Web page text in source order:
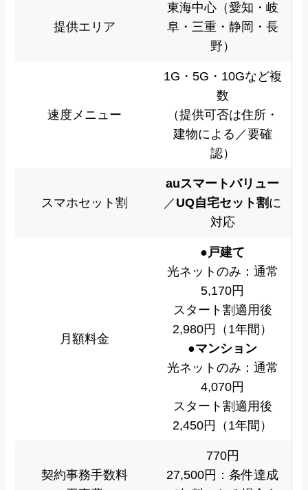
提供エリア
東海中心（愛知・岐
阜・三重・静岡・長
野）
速度メニュー
1G・5G・10Gなど複
数
（提供可否は住所・
建物による／要確
認）
スマホセット割
auスマートバリュー
／ UQ自宅セット割 に
対応
月額料金
●戸建て
光ネットのみ：通常
5,170円
スタート割適用後
2,980円（1年間）
●マンション
光ネットのみ：通常
4,070円
スタート割適用後
2,450円（1年間）
契約事務手数料
770円
27,500円：条件達成